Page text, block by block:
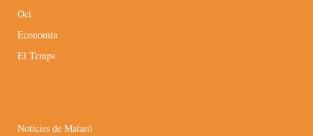
Oci
Economia
El Temps
Notícies de Mataró